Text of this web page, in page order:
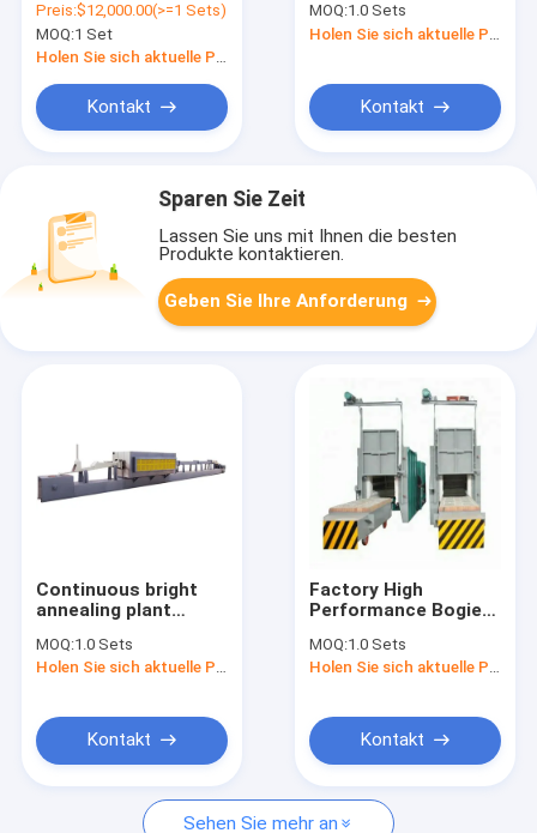
smelting furnace 1
ton metal smelting
furnace copper
Preis:$12,000.00(>=1 Sets)
MOQ:1 Set
Holen Sie sich aktuelle Preis
Kontakt
Electric Furnace
Furnace Is Supplied
MOQ:1.0 Sets
Kontakt
Sparen Sie Zeit
Lassen Sie uns mit Ihnen die besten
Produkte kontaktieren.
Geben Sie Ihre Anforderung
Continuous bright
annealing plant
curing stainless
steel patta patti
MOQ:1.0 Sets
Holen Sie sich aktuelle Preis
Kontakt
Factory High
Performance Bogie
Resistance Furnace
For Annealing
MOQ:1.0 Sets
Holen Sie sich aktuelle Preis
Kontakt
Sehen Sie mehr an